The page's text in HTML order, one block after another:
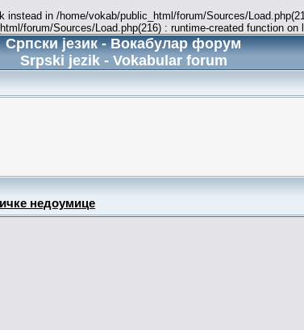
in /home/vokab/public_html/forum/Sources/
forum/Sources/Load.php(216) : runtime-created function on
Српски језик - Вокабулар форум
Srpski jezik - Vokabular forum
недоумице